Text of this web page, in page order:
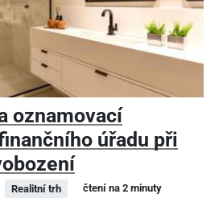
oznamovací
úřadu při
Realitní trh čtení na 2 minuty